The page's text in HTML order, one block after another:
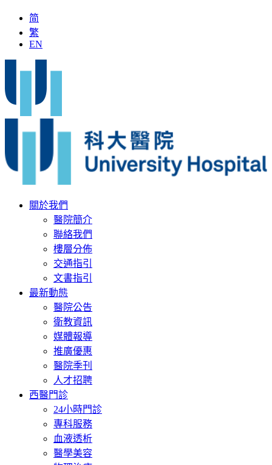
简
繁
EN
關於我們
醫院簡介
聯絡我們
樓層分佈
交通指引
文書指引
最新動態
醫院公告
衛教資訊
媒體報導
推廣優惠
醫院季刊
人才招聘
西醫門診
24小時門診
專科服務
血液透析
醫學美容